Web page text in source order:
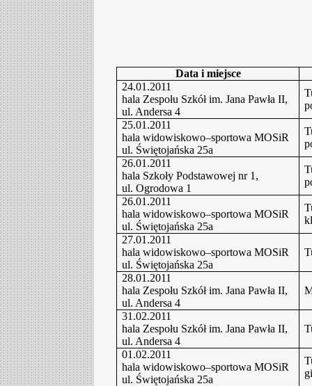
Data i miejsce
24.01.2011
hala Zespołu Szkół im. Jana Pawła II,
ul. Andersa 4
25.01.2011
hala widowiskowo–sportowa MOSiR
ul. Świętojańska 25a
26.01.2011
hala Szkoły Podstawowej nr 1,
ul. Ogrodowa 1
26.01.2011
hala widowiskowo–sportowa MOSiR
ul. Świętojańska 25a
27.01.2011
hala widowiskowo–sportowa MOSiR
ul. Świętojańska 25a
28.01.2011
hala Zespołu Szkół im. Jana Pawła II,
ul. Andersa 4
31.02.2011
hala Zespołu Szkół im. Jana Pawła II,
ul. Andersa 4
01.02.2011
hala widowiskowo–sportowa MOSiR
ul. Świętojańska 25a